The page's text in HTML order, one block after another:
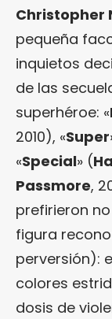
Christopher
pequeña
inquietos
de las
superhéroe: «
2010), «Super
«Special» (
Passmore,
prefirieron
figura
perversión):
colores
dosis de